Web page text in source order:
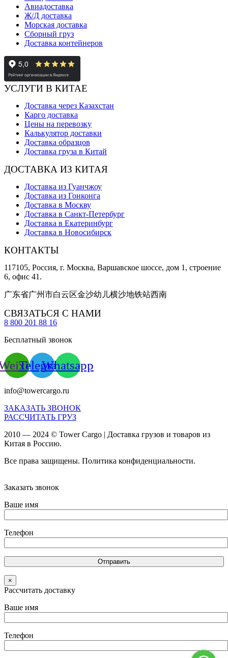
Авиадоставка
Ж/Д доставка
Морская доставка
Сборный груз
Доставка контейнеров
УСЛУГИ В КИТАЕ
Доставка через Казахстан
Карго доставка
Цены на перевозку
Калькулятор доставки
Доставка образцов
Доставка груза в Китай
ДОСТАВКА ИЗ КИТАЯ
Доставка из Гуанчжоу
Доставка из Гонконга
Доставка в Москву
Доставка в Санкт-Петербург
Доставка в Екатеринбург
Доставка в Новосибирск
КОНТАКТЫ
117105, Россия, г. Москва, Варшавское шоссе, дом 1, строение
6, офис 41.
广东省广州市白云区金沙幼儿横沙地铁站西南
СВЯЗАТЬСЯ С НАМИ
8 800 201 88 16
Бесплатный звонок
TelegramWhatsapp
info@towercargo.ru
ЗАКАЗАТЬ ЗВОНОК
РАССЧИТАТЬ ГРУЗ
2010 — 2024 © Tower Cargo | Доставка грузов и товаров из
Китая в Россию.
Все права защищены. Политика конфиденциальности.
Заказать звонок
Ваше имя
Телефон
×
Рассчитать доставку
Ваше имя
Телефон